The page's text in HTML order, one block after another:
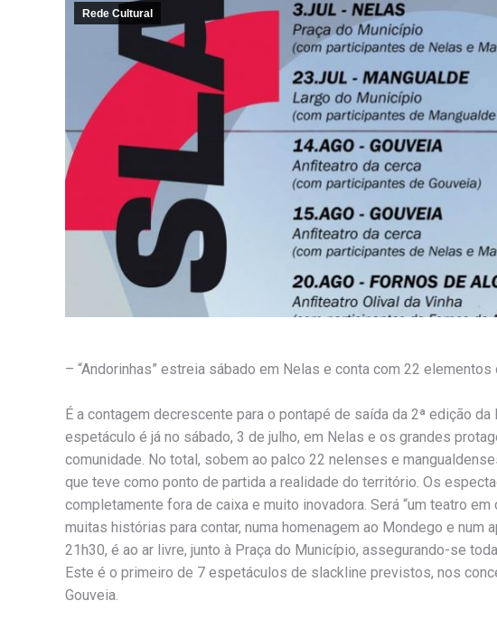
Rede Cultural
– “Andorinhas” estreia sábado em Nelas e conta com 22 elementos
É a contagem decrescente para o pontapé de saída da 2ª edição
espetáculo é já no sábado, 3 de julho, em Nelas e os grandes
comunidade. No total, sobem ao palco 22 nelenses e
que teve como ponto de partida a realidade do território. Os
completamente fora de caixa e muito inovadora. Será “um teatro
muitas histórias para contar, numa homenagem ao Mondego e num
21h30, é ao ar livre, junto à Praça do Município, assegurando-se
Este é o primeiro de 7 espetáculos de slackline previstos, nos
Gouveia.